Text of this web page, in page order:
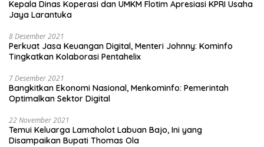
Kepala Dinas Koperasi dan UMKM Flotim Apresiasi KPRI Usaha
Jaya Larantuka
8 Desember 2021
Perkuat Jasa Keuangan Digital, Menteri Johnny: Kominfo
Tingkatkan Kolaborasi Pentahelix
7 Desember 2021
Bangkitkan Ekonomi Nasional, Menkominfo: Pemerintah
Optimalkan Sektor Digital
22 November 2021
Temui Keluarga Lamaholot Labuan Bajo, Ini yang
Disampaikan Bupati Thomas Ola